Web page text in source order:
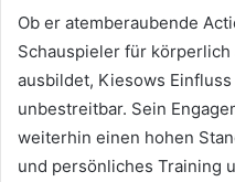
Ob er atemberaubende
Schauspieler für
ausbildet, Kiesows
unbestreitbar. Sein
weiterhin einen hohen
und persönliches Training